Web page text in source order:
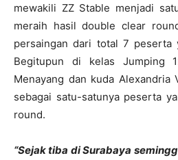
mewakili ZZ Stable menjadi
meraih hasil double clear
persaingan dari total 7 peserta
Begitupun di kelas Jumping
Menayang dan kuda Alexandria
sebagai satu-satunya peserta
round.
“Sejak tiba di Surabaya